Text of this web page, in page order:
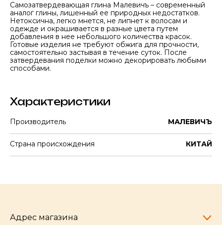
Самозатвердевающая глина Малевичъ – современный
аналог глины, лишенный ее природных недостатков.
Нетоксична, легко мнется, не липнет к волосам и
одежде и окрашивается в разные цвета путем
добавления в нее небольшого количества красок.
Готовые изделия не требуют обжига для прочности,
самостоятельно застывая в течение суток. После
затвердевания поделки можно декорировать любыми
способами.
Характеристики
Производитель МАЛЕВИЧЪ
Страна происхождения КИТАЙ
Адрес магазина